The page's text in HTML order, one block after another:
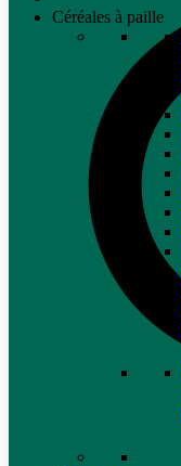
Céréales à paille